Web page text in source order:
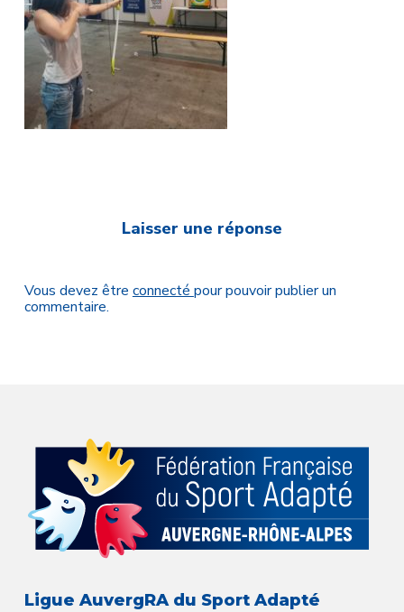
Laisser une réponse
Vous devez être connecté pour pouvoir publier un
commentaire.
Ligue AuvergRA du Sport Adapté